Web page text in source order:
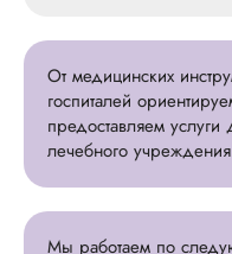
От медицинских
госпиталей
предоставляем
лечебного
Мы работаем по